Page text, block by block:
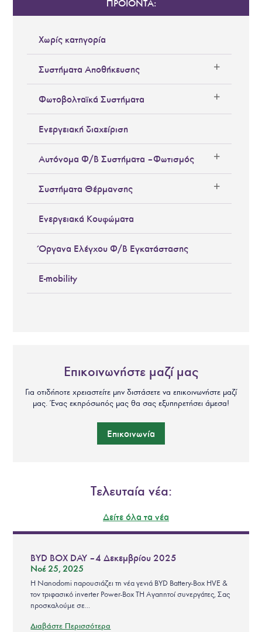
ΠΡΟΪΟΝΤΑ:
Χωρίς κατηγορία
Συστήματα Αποθήκευσης
Φωτοβολταϊκά Συστήματα
Ενεργειακή διαχείριση
Αυτόνομα Φ/Β Συστήματα – Φωτισμός
Συστήματα Θέρμανσης
Ενεργειακά Κουφώματα
Όργανα Ελέγχου Φ/Β Εγκατάστασης
E-mobility
Επικοινωνήστε μαζί μας
Για οτιδήποτε χρειαστείτε μην διστάσετε να επικοινωνήστε μαζί
μας. Ένας εκπρόσωπός μας θα σας εξυπηρετήσει άμεσα!
Επικοινωνία
Τελευταία νέα:
Δείτε όλα τα νέα
BYD BOX DAY – 4 Δεκεμβρίου 2025
Νοέ 25, 2025
Η Nanodomi παρουσιάζει τη νέα γενιά BYD Battery-Box HVE &
τον τριφασικό inverter Power-Box TH Αγαπητοί συνεργάτες, Σας
προσκαλούμε σε...
Διαβάστε Περισσότερα